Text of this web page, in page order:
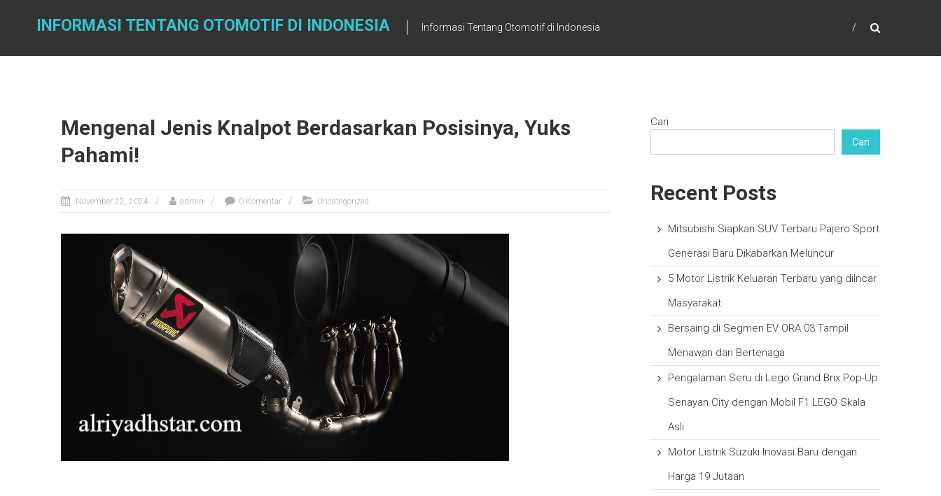
INFORMASI TENTANG OTOMOTIF DI INDONESIA Informasi Tentang Otomotif di Indonesia
Mengenal Jenis Knalpot Berdasarkan Posisinya, Yuks
Pahami!
November 22, 2024 admin 0 Komentar Uncategorized
Cari
Cari
Recent Posts
Mitsubishi Siapkan SUV Terbaru Pajero Sport
Generasi Baru Dikabarkan Meluncur
5 Motor Listrik Keluaran Terbaru yang diIncar
Masyarakat
Bersaing di Segmen EV ORA 03 Tampil
Menawan dan Bertenaga
Pengalaman Seru di Lego Grand Brix Pop-Up
Senayan City dengan Mobil F1 LEGO Skala
Asli
Motor Listrik Suzuki Inovasi Baru dengan
Harga 19 Jutaan